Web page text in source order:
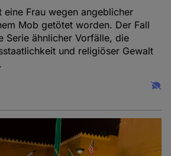
eine Frau wegen angeblicher
Mob getötet worden. Der Fall
Serie ähnlicher Vorfälle, die
und religiöser Gewalt